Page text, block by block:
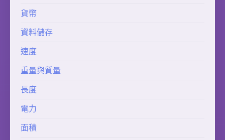
貨幣
資料儲存
速度
重量與質量
長度
電力
面積